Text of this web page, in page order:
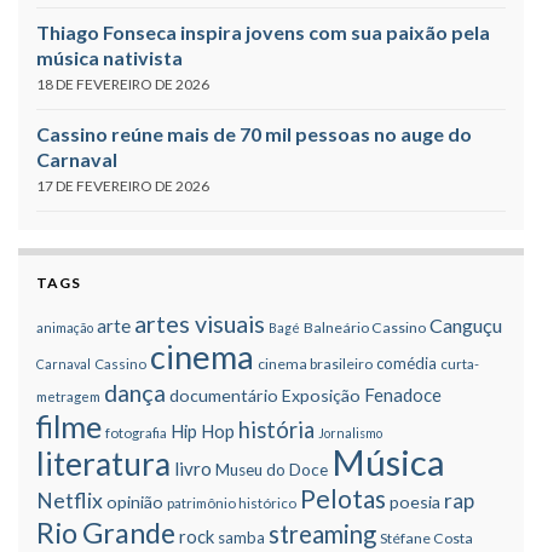
Thiago Fonseca inspira jovens com sua paixão pela
música nativista
18 DE FEVEREIRO DE 2026
Cassino reúne mais de 70 mil pessoas no auge do
Carnaval
17 DE FEVEREIRO DE 2026
TAGS
animação arte artes visuais Bagé Balneário Cassino Canguçu
Carnaval Cassino cinema cinema brasileiro comédia curta-
metragem dança documentário Exposição Fenadoce
filme fotografia Hip Hop história Jornalismo
literatura livro Museu do Doce Música
Netflixopinião patrimônio histórico Pelotas poesia rap
Rio Grande rock samba streaming Stéfane Costa